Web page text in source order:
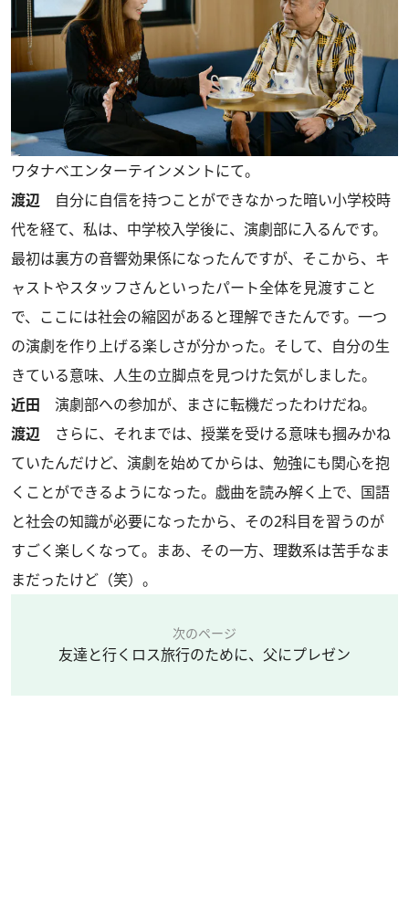
ワタナベエンターテインメントにて。
渡辺 自分に自信を持つことができなかった暗い小学校時
代を経て、私は、中学校入学後に、演劇部に入るんです。
最初は裏方の音響効果係になったんですが、そこから、キ
ャストやスタッフさんといったパート全体を見渡すこと
で、ここには社会の縮図があると理解できたんです。一つ
の演劇を作り上げる楽しさが分かった。そして、自分の生
きている意味、人生の立脚点を見つけた気がしました。
近田 演劇部への参加が、まさに転機だったわけだね。
渡辺 さらに、それまでは、授業を受ける意味も摑みかね
ていたんだけど、演劇を始めてからは、勉強にも関心を抱
くことができるようになった。戯曲を読み解く上で、国語
と社会の知識が必要になったから、その2科目を習うのが
すごく楽しくなって。まあ、その一方、理数系は苦手なま
まだったけど（笑）。
次のページ
友達と行くロス旅行のために、父にプレゼン